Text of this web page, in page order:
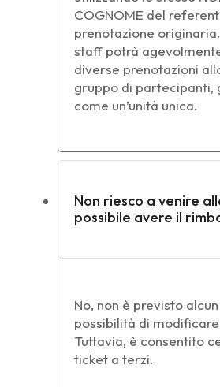
COGNOME del
prenotazione
staff potrà
diverse prenotazioni
gruppo di partecipanti,
come un’unità unica.
Non riesco a venire
possibile avere il
No, non è previsto
possibilità di
Tuttavia, è consentito
ticket a terzi.